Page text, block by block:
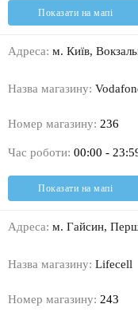
Показати на мапі
Адреса: м. Київ,
Назва магазину:
Номер магазину: 236
Час роботи: 00:00 -
Показати на мапі
Адреса: м. Гайсин,
Назва магазину: Lifecell
Номер магазину: 243